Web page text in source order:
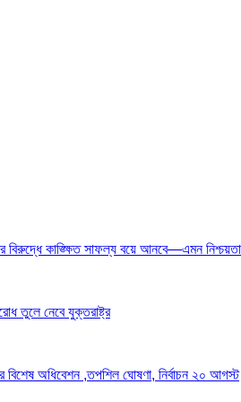
কাঙ্ক্ষিত সাফল্য বয়ে আনবে—এমন
তুলে নেবে যুক্তরাষ্ট্র
বিশেষ অধিবেশন ,তপশিল ঘোষণা, নির্বাচন ২০ আগস্ট